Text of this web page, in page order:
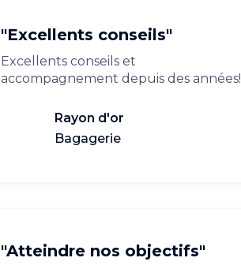
"Excellents conseils"
Excellents conseils et
accompagnement depuis des années!
Rayon d'or
Bagagerie
"Atteindre nos objectifs"